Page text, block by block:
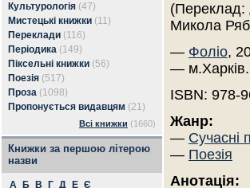
Культурологія (47)
Мистецькі книжки (11)
Переклади (116)
Періодика (149)
Піксельні книжки (56)
Поезія (517)
Проза (1098)
Пропонується видавцям (21)
Всі книжки (1660)
Книжки за першою літерою
назви
А Б В Г Д Е Є
(Переклад:
Микола
— Фоліо,
—
ISBN: 978-
Жанр:
— Сучасні
— Поезія
Анотація: